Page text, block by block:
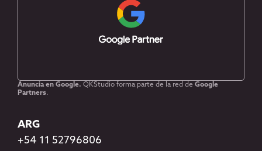
Anuncia en Google. QKStudio forma parte de la red de Google
Partners.
ARG
+54 11 52796806